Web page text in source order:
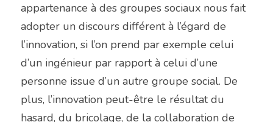
appartenance à des groupes sociaux nous fait
adopter un discours différent à l’égard de
l’innovation, si l’on prend par exemple celui
d’un ingénieur par rapport à celui d’une
personne issue d’un autre groupe social. De
plus, l’innovation peut-être le résultat du
hasard, du bricolage, de la collaboration de